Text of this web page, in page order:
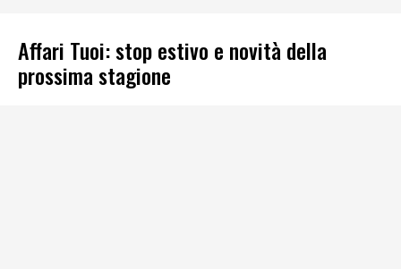
Affari Tuoi: stop estivo e novità della
prossima stagione